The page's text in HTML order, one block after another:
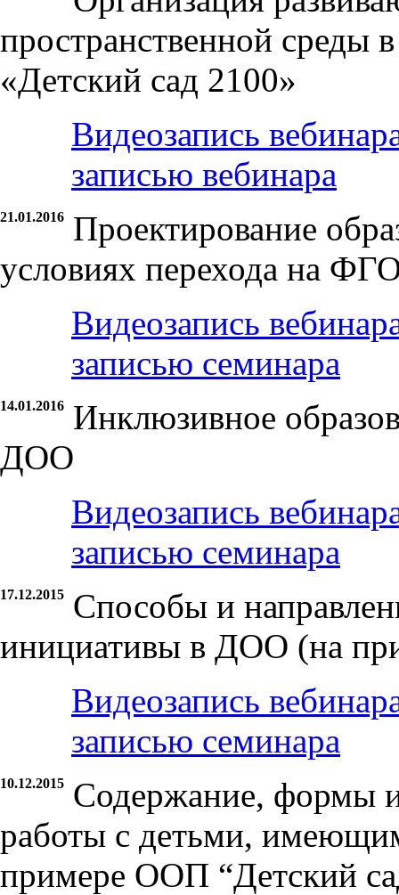
пространственной
«Детский сад 2100»
Видеозапись
записью вебинара
21.01.2016
Проектирование
условиях перехода на
Видеозапись
записью семинара
14.01.2016
Инклюзивное
ДОО
Видеозапись
записью семинара
17.12.2015
Способы и
инициативы в ДОО (на
Видеозапись
записью семинара
10.12.2015
Содержание, формы
работы с детьми,
примере ООП “Детский